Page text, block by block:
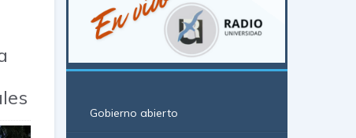
Gobierno abierto